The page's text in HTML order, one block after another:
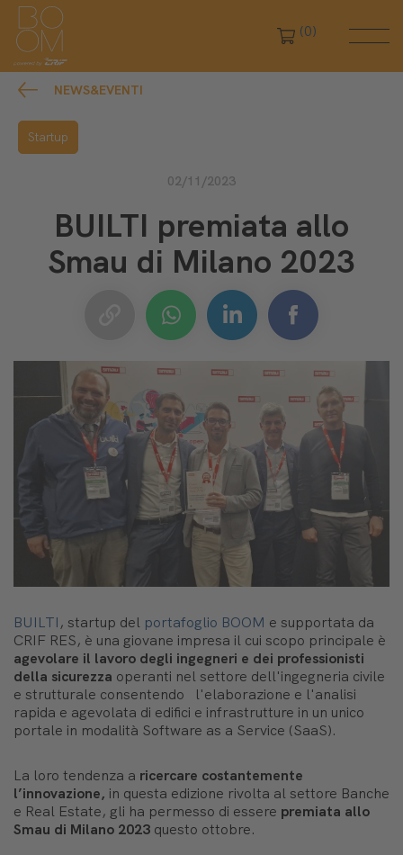
(0)
NEWS&EVENTI
Startup
02/11/2023
BUILTI premiata allo
Smau di Milano 2023
BUILTI, startup del portafoglio BOOM e supportata da
CRIF RES, è una giovane impresa il cui scopo principale è
agevolare il lavoro degli ingegneri e dei professionisti
della sicurezza operanti nel settore dell'ingegneria civile
e strutturale consentendo l'elaborazione e l'analisi
rapida e agevolata di edifici e infrastrutture in un unico
portale in modalità Software as a Service (SaaS).
La loro tendenza a ricercare costantemente
l’innovazione, in questa edizione rivolta al settore Banche
e Real Estate, gli ha permesso di essere premiata allo
Smau di Milano 2023 questo ottobre.